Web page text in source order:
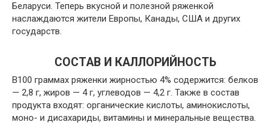
Беларуси. Теперь вкусной и полезной ряженкой
наслаждаются жители Европы, Канады, США и других
государств.
СОСТАВ И КАЛЛОРИЙНОСТЬ
В100 граммах ряженки жирностью 4% содержится: белков
— 2,8 г, жиров — 4 г, углеводов — 4,2 г. Также в состав
продукта входят: органические кислоты, аминокислоты,
моно- и дисахариды, витамины и минеральные вещества.